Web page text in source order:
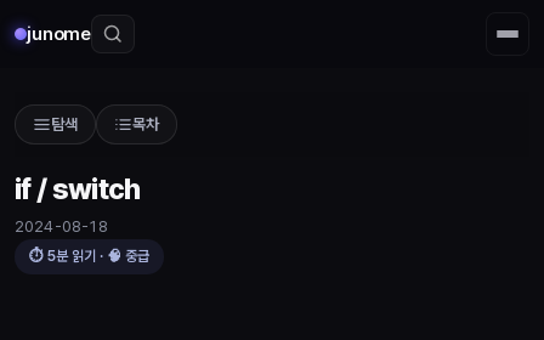
junome
탐색 목차
if / switch
2024-08-18
⏱ 5분 읽기 · 🧠 중급